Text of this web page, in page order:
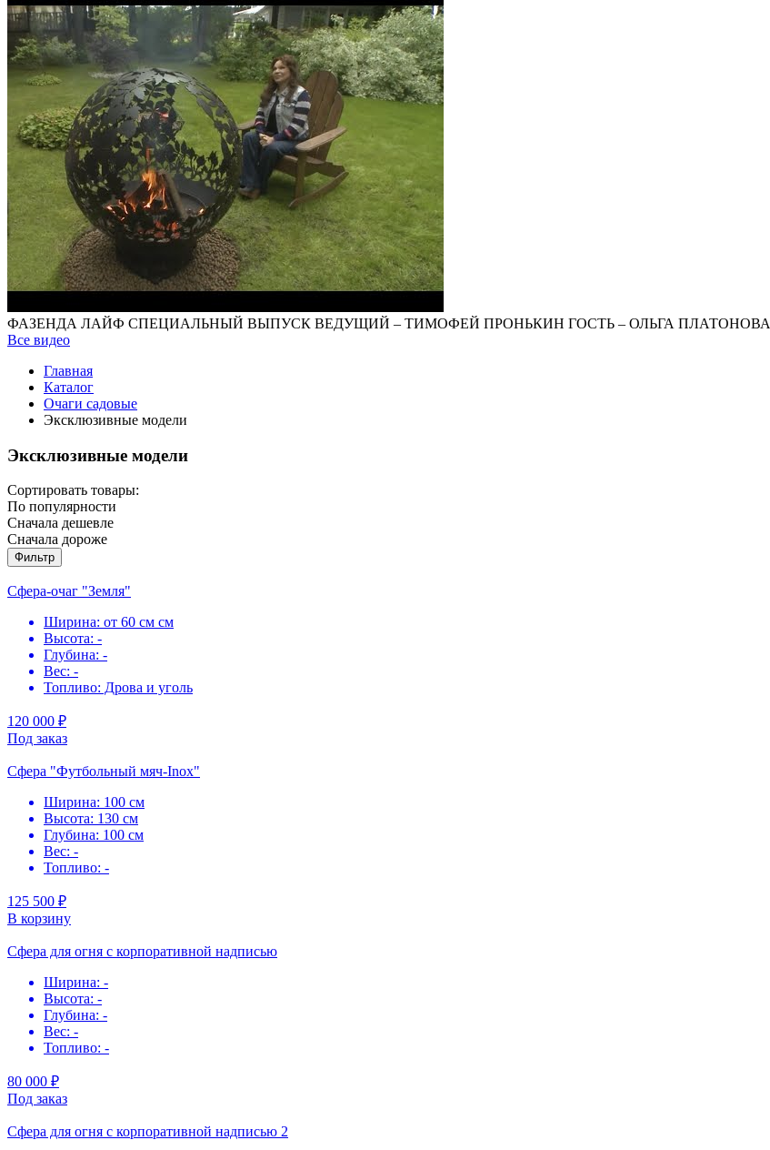
ФАЗЕНДА ЛАЙФ СПЕЦИАЛЬНЫЙ ВЫПУСК ВЕДУЩИЙ – ТИМОФЕЙ ПРОНЬКИН ГОСТЬ – ОЛЬГА ПЛАТОНОВА
Все видео
Главная
Каталог
Очаги садовые
Эксклюзивные модели
Эксклюзивные модели
Сортировать товары:
По популярности
Сначала дешевле
Сначала дороже
Фильтр
Сфера-очаг "Земля"
Ширина: от 60 см см
Высота: -
Глубина: -
Вес: -
Топливо: Дрова и уголь
120 000 ₽
Под заказ
Сфера "Футбольный мяч-Inox"
Ширина: 100 см
Высота: 130 см
Глубина: 100 см
Вес: -
Топливо: -
125 500 ₽
В корзину
Сфера для огня с корпоративной надписью
Ширина: -
Высота: -
Глубина: -
Вес: -
Топливо: -
80 000 ₽
Под заказ
Сфера для огня с корпоративной надписью 2